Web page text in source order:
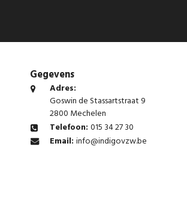
Gegevens
Adres:
Goswin de Stassartstraat 9
2800 Mechelen
Telefoon: 015 34 27 30
Email: info@indigovzw.be